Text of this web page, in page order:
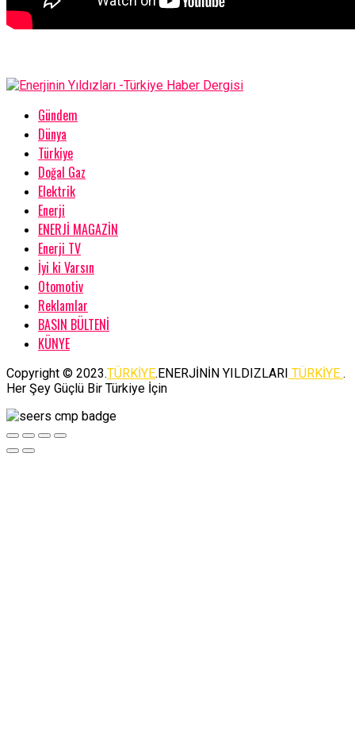
Gündem
Dünya
Türkiye
Doğal Gaz
Elektrik
Enerji
ENERJİ MAGAZİN
Enerji TV
İyi ki Varsın
Otomotiv
Reklamlar
BASIN BÜLTENİ
KÜNYE
Copyright © 2023.TÜRKİYE.ENERJİNİN YILDIZLARI TÜRKİYE .
Her Şey Güçlü Bir Türkiye İçin